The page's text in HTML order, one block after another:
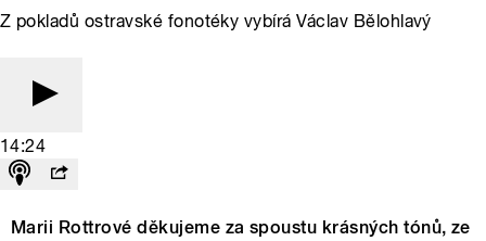
Z pokladů ostravské fonotéky vybírá Václav Bělohlavý
14:24
Marii Rottrové děkujeme za spoustu krásných tónů, ze